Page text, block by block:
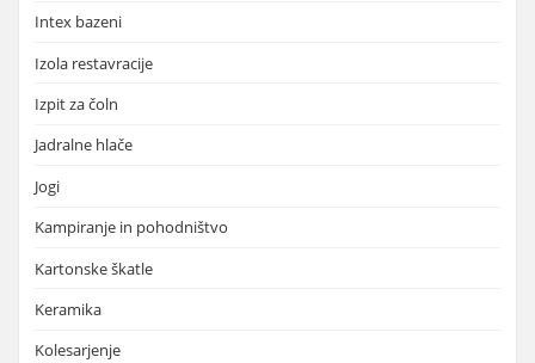
Intex bazeni
Izola restavracije
Izpit za čoln
Jadralne hlače
Jogi
Kampiranje in pohodništvo
Kartonske škatle
Keramika
Kolesarjenje